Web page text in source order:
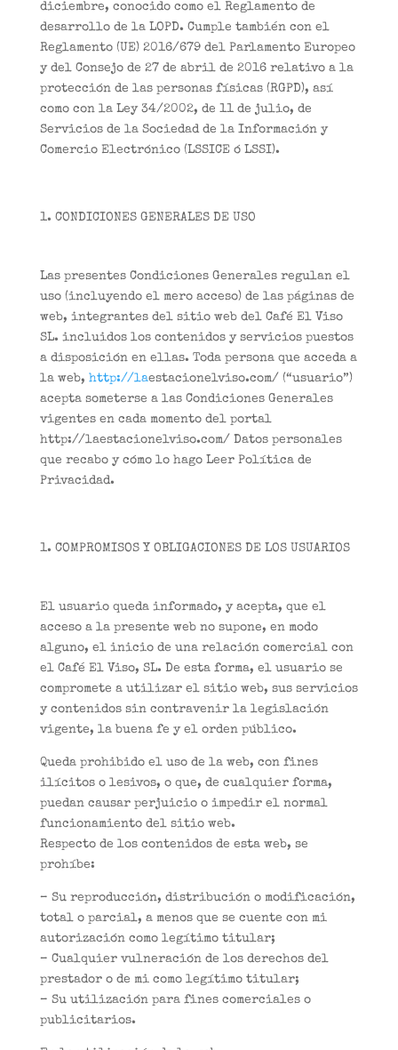
diciembre, conocido como el Reglamento de
desarrollo de la LOPD. Cumple también con el
Reglamento (UE) 2016/679 del Parlamento Europeo
y del Consejo de 27 de abril de 2016 relativo a la
protección de las personas físicas (RGPD), así
como con la Ley 34/2002, de 11 de julio, de
Servicios de la Sociedad de la Información y
Comercio Electrónico (LSSICE ó LSSI).
CONDICIONES GENERALES DE USO
Las presentes Condiciones Generales regulan el
uso (incluyendo el mero acceso) de las páginas de
web, integrantes del sitio web del Café El Viso
SL. incluidos los contenidos y servicios puestos
a disposición en ellas. Toda persona que acceda a
la web, http://laestacionelviso.com/ (“usuario”)
acepta someterse a las Condiciones Generales
vigentes en cada momento del portal
http://laestacionelviso.com/ Datos personales
que recabo y cómo lo hago Leer Política de
Privacidad.
COMPROMISOS Y OBLIGACIONES DE LOS USUARIOS
El usuario queda informado, y acepta, que el
acceso a la presente web no supone, en modo
alguno, el inicio de una relación comercial con
el Café El Viso, SL. De esta forma, el usuario se
compromete a utilizar el sitio web, sus servicios
y contenidos sin contravenir la legislación
vigente, la buena fe y el orden público.
Queda prohibido el uso de la web, con fines
ilícitos o lesivos, o que, de cualquier forma,
puedan causar perjuicio o impedir el normal
funcionamiento del sitio web.
Respecto de los contenidos de esta web, se
prohíbe:
– Su reproducción, distribución o modificación,
total o parcial, a menos que se cuente con mi
autorización como legítimo titular;
– Cualquier vulneración de los derechos del
prestador o de mi como legítimo titular;
– Su utilización para fines comerciales o
publicitarios.